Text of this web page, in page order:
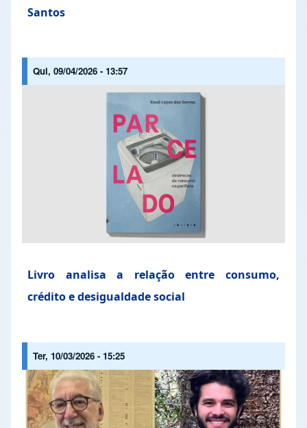
Santos
Qui, 09/04/2026 - 13:57
Livro analisa a relação entre consumo,
crédito e desigualdade social
Ter, 10/03/2026 - 15:25